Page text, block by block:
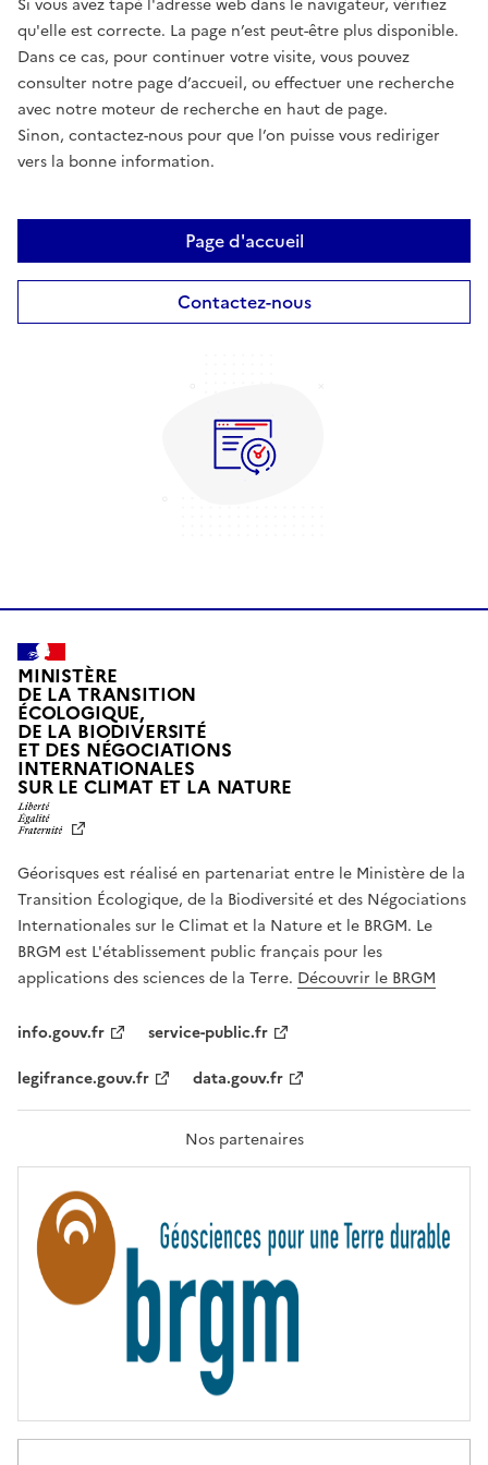
Si vous avez tapé l'adresse web dans le navigateur, vérifiez
qu'elle est correcte. La page n’est peut-être plus disponible.
Dans ce cas, pour continuer votre visite, vous pouvez
consulter notre page d’accueil, ou effectuer une recherche
avec notre moteur de recherche en haut de page.
Sinon, contactez-nous pour que l’on puisse vous rediriger
vers la bonne information.
Page d'accueil
Contactez-nous
MINISTÈRE
DE LA TRANSITION
ÉCOLOGIQUE,
DE LA BIODIVERSITÉ
ET DES NÉGOCIATIONS
INTERNATIONALES
SUR LE CLIMAT ET LA NATUREL
T
É
,
É
G
A
L
F
A
T
R
T
É
Géorisques est réalisé en partenariat entre le Ministère de la
Transition Écologique, de la Biodiversité et des Négociations
Internationales sur le Climat et la Nature et le BRGM. Le
BRGM est L'établissement public français pour les
applications des sciences de la Terre. Découvrir le BRGM
info.gouv.fr
service-public.fr
legifrance.gouv.fr
data.gouv.fr
Nos partenaires